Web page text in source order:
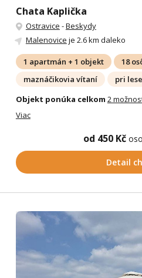
Chata Kaplička
Ostravice -Beskydy
Malenovice je 2.6 km daleko
1 apartmán + 1 objekt
18
maznáčikovia vítaní
pri lese
Objekt ponúka celkom 2
Viac
od 450 Kč
Detail